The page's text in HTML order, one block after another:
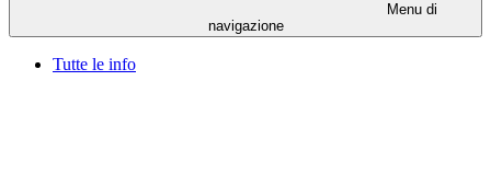
Menu di
navigazione
Tutte le info